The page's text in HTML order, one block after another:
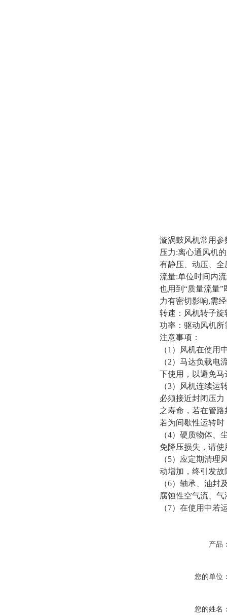
漩涡鼓风机常用参
压力:离心通风机
有静压、动压、全
流量:单位时间内
也用到“质量流量
力有密切影响,需
转速：风机转子旋
功率：驱动风机
注意事项：
（1）风机在使用
（2）马达负载
下使用，以避免马
（3）风机连续
必须接近封闭压
之寿命，若在管
若为间歇性运转
（4）硬质物体
免降压损失，请
（5）应定期清
动增加，终引发故
（6）轴承、油
腐蚀性空气流、
（7）在使用中若
产品
您的单位
您的姓名